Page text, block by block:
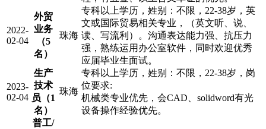
2022-
02-04
外贸
业务
（5
名）
珠海
专科以上学历，姓别：不限，22-38岁，英
文或国际贸易相关专业，（英文听、说、
读、写流利）。沟通表达能力强、抗压力
强，熟练运用办公室软件，同时欢迎优秀
应届毕业生面试。
2023-
02-04
生产
技术
员（1
名）
珠海
专科以上学历，姓别：不限，22-38岁，岗
位要求:
机械类专业优先，会CAD、solidword有光
设备操作经验优先。
普工/